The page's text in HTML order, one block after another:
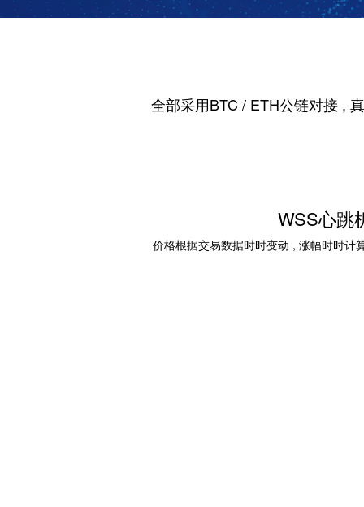
全部采用BTC / ETH公链对接 ,
WSS心跳
价格根据交易数据时时变动 , 涨幅时时计